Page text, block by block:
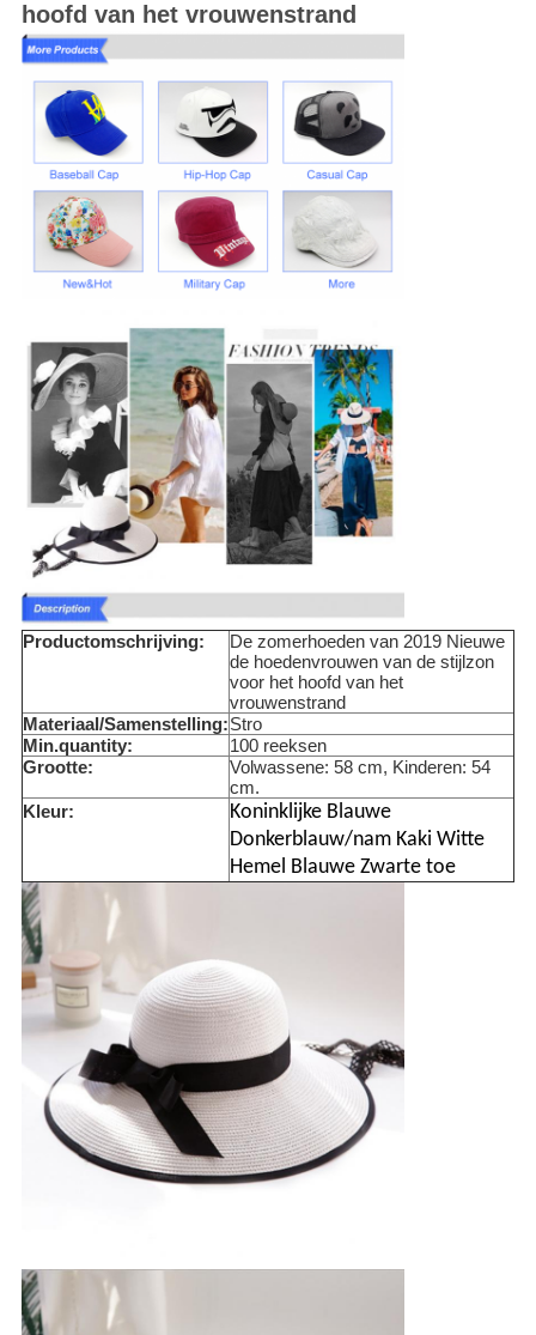
hoofd van het vrouwenstrand
Productomschrijving:
De zomerhoeden van 2019 Nieuwe
de hoedenvrouwen van de stijlzon
voor het hoofd van het
vrouwenstrand
Materiaal/Samenstelling:Stro
Min.quantity:
100 reeksen
Grootte:
Volwassene: 58 cm, Kinderen: 54
cm.
Kleur:
Koninklijke Blauwe
Donkerblauw/nam Kaki Witte
Hemel Blauwe Zwarte toe